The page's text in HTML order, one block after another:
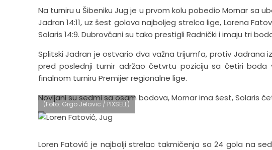
Na turniru u Šibeniku Jug je u prvom kolu pobedio Mornar sa
Jadran 14:11, uz šest golova najboljeg strelca lige, Lorena
Solaris 14:9. Dubrovčani su tako prestigli Radnički i imaju tri
Splitski Jadran je ostvario dva važna trijumfa, protiv Jadrana
pred poslednji turnir adržao četvrtu poziciju sa četiri
finalnom turniru Premijer regionalne lige.
Novljani su sedmi sa osam bodova, Mornar ima šest, Solaris
(Foto: Grgo Jelavic / PIXSELL)
Loren Fatović je najbolji strelac takmičenja sa 24 gola na